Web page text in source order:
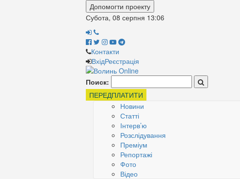
Допомогти проекту
Субота, 08 серпня 13:06
Контакти
ВхідРеєстрація
Поиск:
ПЕРЕДПЛАТИТИ
Новини
Статті
Інтерв’ю
Розслідування
Преміум
Репортажі
Фото
Відео